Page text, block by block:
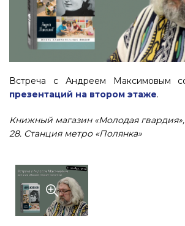
Встреча с Андреем Максимовым
презентаций на втором этаже.
Книжный магазин «Молодая
28. Станция метро «Полянка»